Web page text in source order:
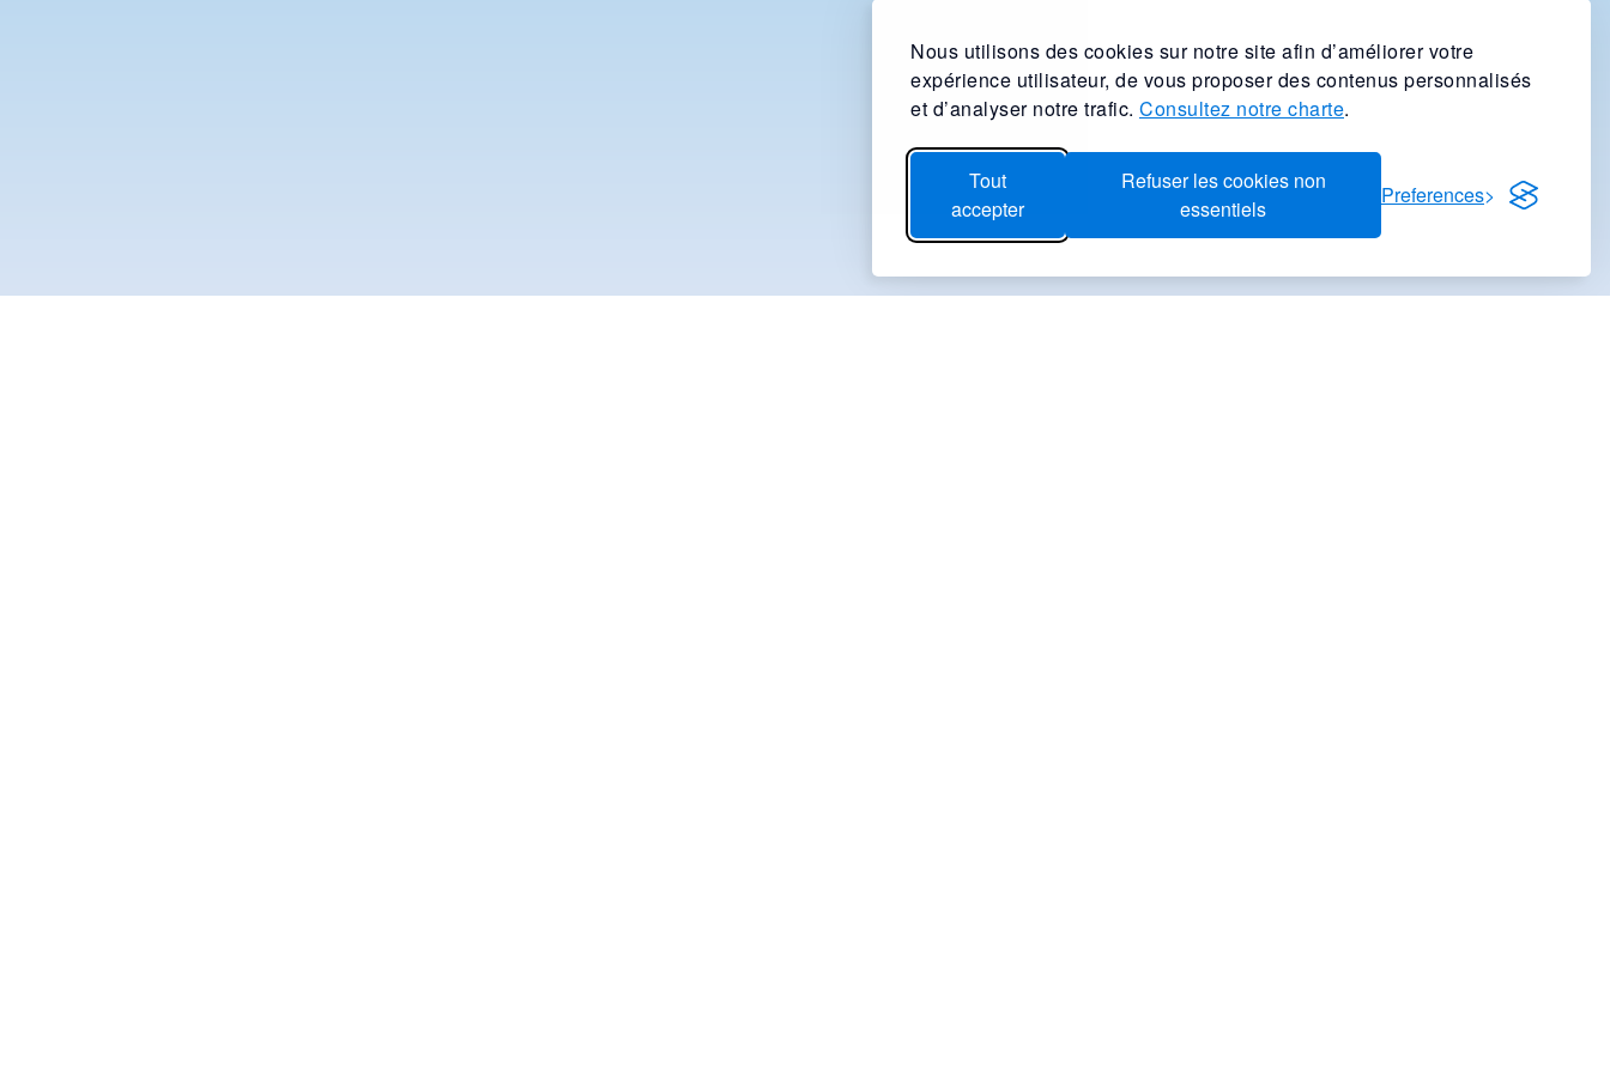
Nous utilisons des cookies sur notre site afin d’améliorer votre
expérience utilisateur, de vous proposer des contenus personnalisés
et d’analyser notre trafic. Consultez notre charte.
Tout
accepter
Refuser les cookies non
essentiels
Preferences